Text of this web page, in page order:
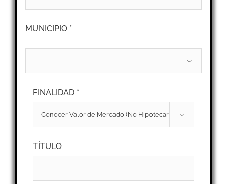
MUNICIPIO *

FINALIDAD *

TÍTULO